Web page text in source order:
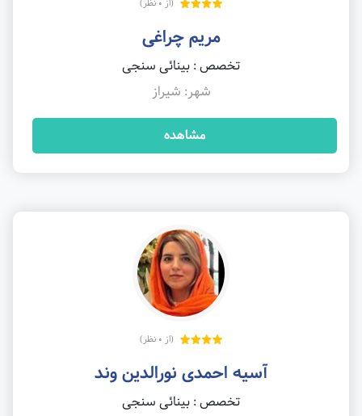
مریم چراغی
تخصص : بینائی سنجی
شهر: شیراز
مشاهده
(از 0 نظر)
آسیه احمدی نورالدین وند
تخصص : بینائی سنجی